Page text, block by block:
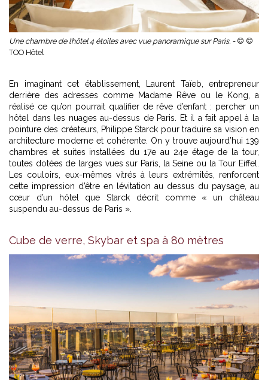
Une chambre de l’hôtel 4 étoiles avec vue panoramique sur Paris. - © ©
TOO Hôtel
En imaginant cet établissement, Laurent Taïeb, entrepreneur
derrière des adresses comme Madame Rêve ou le Kong, a
réalisé ce qu’on pourrait qualifier de rêve d’enfant : percher un
hôtel dans les nuages au-dessus de Paris. Et il a fait appel à la
pointure des créateurs, Philippe Starck pour traduire sa vision en
architecture moderne et cohérente. On y trouve aujourd’hui 139
chambres et suites installées du 17e au 24e étage de la tour,
toutes dotées de larges vues sur Paris, la Seine ou la Tour Eiffel.
Les couloirs, eux-mêmes vitrés à leurs extrémités, renforcent
cette impression d’être en lévitation au dessus du paysage, au
cœur d’un hôtel que Starck décrit comme « un château
suspendu au-dessus de Paris ».
Cube de verre, Skybar et spa à 80 mètres